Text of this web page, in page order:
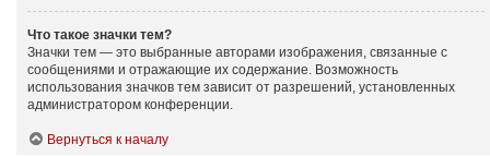
Что такое значки тем?
Значки тем — это выбранные авторами изображения, связанные с
сообщениями и отражающие их содержание. Возможность
использования значков тем зависит от разрешений, установленных
администратором конференции.
Вернуться к началу